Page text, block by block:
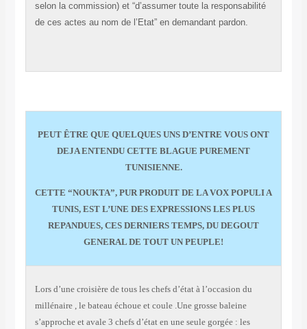
selon la commission) et “d’assumer toute la responsabilité
de ces actes au nom de l’Etat” en demandant pardon.
PEUT ÊTRE QUE QUELQUES UNS D’ENTRE VOUS ONT
DEJA ENTENDU CETTE BLAGUE PUREMENT
TUNISIENNE.
CETTE “NOUKTA”, PUR PRODUIT DE LA VOX POPULI A
TUNIS, EST L’UNE DES EXPRESSIONS LES PLUS
REPANDUES, CES DERNIERS TEMPS, DU DEGOUT
GENERAL DE TOUT UN PEUPLE!
Lors d’une croisière de tous les chefs d’état à l’occasion du
millénaire , le bateau échoue et coule .Une grosse baleine
s’approche et avale 3 chefs d’état en une seule gorgée : les